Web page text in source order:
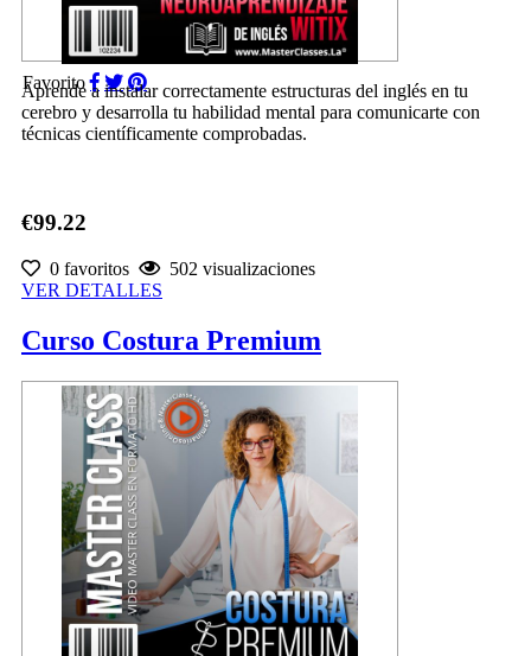
Favorito
Aprende a instalar correctamente estructuras del inglés en tu
cerebro y desarrolla tu habilidad mental para comunicarte con
técnicas científicamente comprobadas.
€99.22
0 favoritos
502 visualizaciones
VER DETALLES
Curso Costura Premium